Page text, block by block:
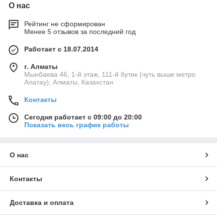
О нас
Рейтинг не сформирован
Менее 5 отзывов за последний год
Работает с 18.07.2014
г. Алматы
Мынбаева 46, 1-й этаж, 111-й бутик (чуть выше метро
Алатау), Алматы, Казахстан
Контакты
Сегодня работает с 09:00 до 20:00
Показать весь график работы
О нас
Контакты
Доставка и оплата